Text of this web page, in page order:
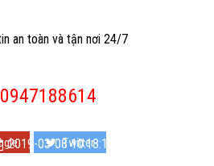
2019-03-08 10:18:14 - 2019-03-08
an toàn và tận nơi 24/7
0947188614
Twitter